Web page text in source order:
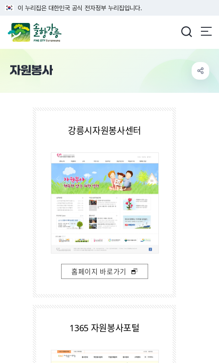
이 누리집은 대한민국 공식 전자정부 누리집입니다.
자원봉사
강릉시자원봉사센터
홈페이지 바로가기
1365 자원봉사포털